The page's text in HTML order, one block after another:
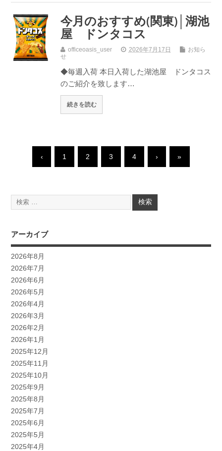
今月のおすすめ(関東)│湖池
屋 ドンタコス
officeoasis_user 2026年7月17日
お知ら
せ
◆毎週入荷 本日入荷した湖池屋 ドンタコス
のご紹介を致します…
続きを読む
‹ 1 2 3 4 › »
アーカイブ
2026年8月
2026年7月
2026年6月
2026年5月
2026年4月
2026年3月
2026年2月
2026年1月
2025年12月
2025年11月
2025年10月
2025年9月
2025年8月
2025年7月
2025年6月
2025年5月
2025年4月